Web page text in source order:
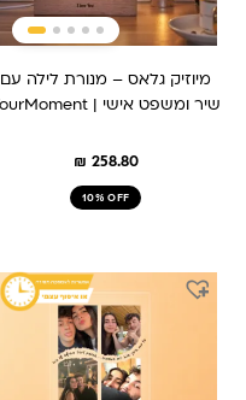
מיוזיק גלאס – מנורת לילה עם
שיר ומשפט אישי | YourMoment
₪ 258.80
10% OFF
המחיר
היה:
המחיר
הוא: